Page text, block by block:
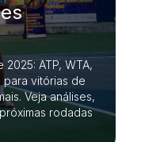
ATP, WTA,
para vitórias de
Veja análises,
rodadas